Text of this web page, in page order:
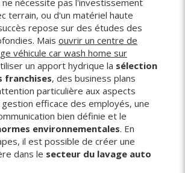
terrain, ou d'un matériel haute
repose sur des études des
Mais ouvrir un centre de
véhicule car wash home sur
un apport hydrique la sélection
franchises, des business plans
particulière aux aspects
efficace des employés, une
bien définie et le
environnementales. En
il est possible de créer une
dans le secteur du lavage auto